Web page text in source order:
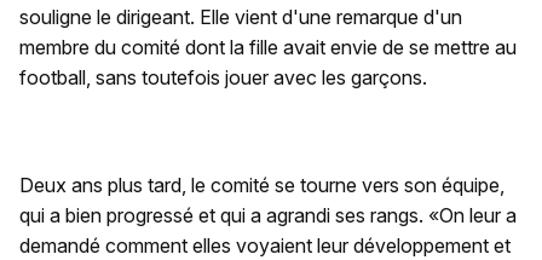
souligne le dirigeant. Elle vient d'une remarque d'un
membre du comité dont la fille avait envie de se mettre au
football, sans toutefois jouer avec les garçons.
Deux ans plus tard, le comité se tourne vers son équipe,
qui a bien progressé et qui a agrandi ses rangs. «On leur a
demandé comment elles voyaient leur développement et